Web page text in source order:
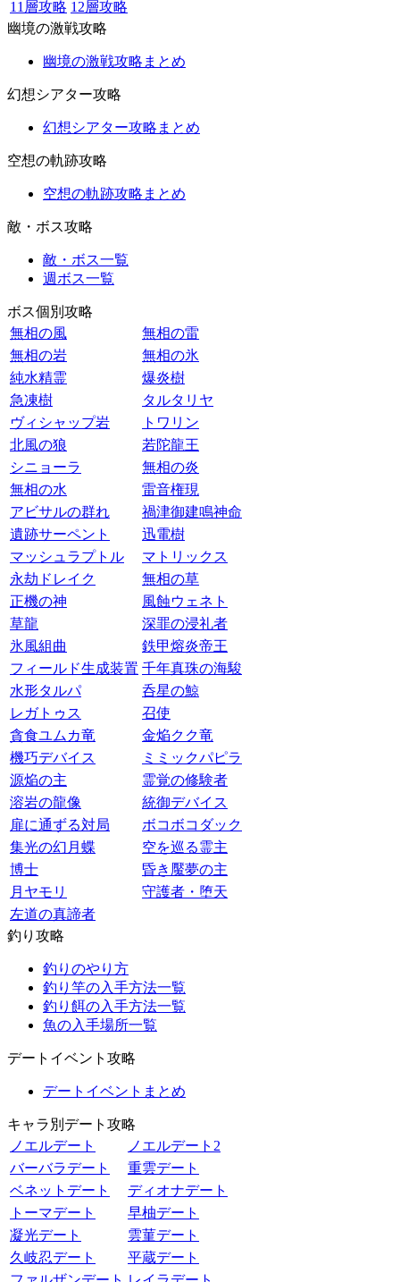
11層攻略 12層攻略
幽境の激戦攻略
幽境の激戦攻略まとめ
幻想シアター攻略
幻想シアター攻略まとめ
空想の軌跡攻略
空想の軌跡攻略まとめ
敵・ボス攻略
敵・ボス一覧
週ボス一覧
ボス個別攻略
無相の風
無相の雷
無相の岩
無相の氷
純水精霊
爆炎樹
急凍樹
タルタリヤ
ヴィシャップ岩
トワリン
北風の狼
若陀龍王
シニョーラ
無相の炎
無相の水
雷音権現
アビサルの群れ
禍津御建鳴神命
遺跡サーペント
迅電樹
マッシュラプトル
マトリックス
永劫ドレイク
無相の草
正機の神
風蝕ウェネト
草龍
深罪の浸礼者
氷風組曲
鉄甲熔炎帝王
フィールド生成装置 千年真珠の海駿
水形タルパ
呑星の鯨
レガトゥス
召使
貪食ユムカ竜
金焔クク竜
機巧デバイス
ミミックパピラ
源焔の主
霊覚の修験者
溶岩の龍像
統御デバイス
扉に通ずる対局
ボコボコダック
集光の幻月蝶
空を巡る霊主
博士
昏き魘夢の主
月ヤモリ
守護者・堕天
左道の真諦者
釣り攻略
釣りのやり方
釣り竿の入手方法一覧
釣り餌の入手方法一覧
魚の入手場所一覧
デートイベント攻略
デートイベントまとめ
キャラ別デート攻略
ノエルデート
ノエルデート2
バーバラデート
重雲デート
ベネットデート
ディオナデート
トーマデート
早柚デート
凝光デート
雲菫デート
久岐忍デート
平蔵デート